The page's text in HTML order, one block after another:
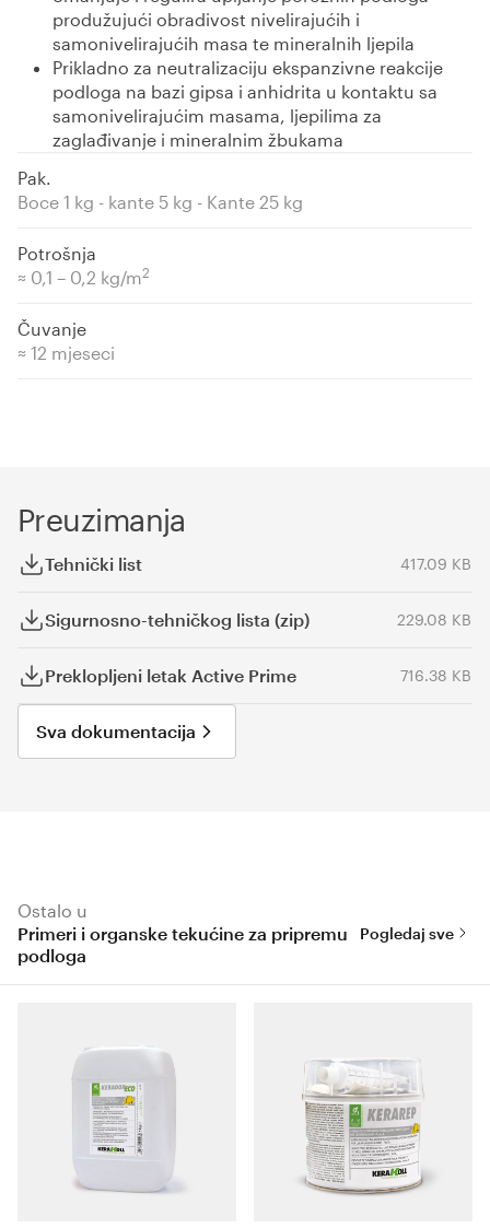
produžujući obradivost nivelirajućih i
samonivelirajućih masa te mineralnih ljepila
Prikladno za neutralizaciju ekspanzivne reakcije
podloga na bazi gipsa i anhidrita u kontaktu sa
samonivelirajućim masama, ljepilima za
zaglađivanje i mineralnim žbukama
Pak.
Boce 1 kg - kante 5 kg - Kante 25 kg
Potrošnja
≈ 0,1 – 0,2 kg/m2
Čuvanje
≈ 12 mjeseci
Preuzimanja
Tehnički list 417.09 KB
Sigurnosno-tehničkog lista (zip) 229.08 KB
Preklopljeni letak Active Prime 716.38 KB
Sva dokumentacija
Ostalo u
Primeri i organske tekućine za pripremu
podloga
Pogledaj sve